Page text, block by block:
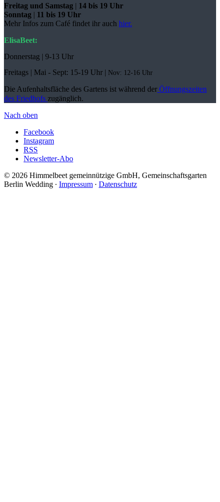
Freitag und Samstag | 14 bis 19 Uhr
Sonntag | 11 bis 19 Uhr
Mehr Infos zum Café findet ihr auch hier.
ElisaBeet:
Donnerstag | 9-13 Uhr
Freitags | Mai - Sept: 15-19 Uhr | Nov: 12-16 Uhr
Die Aufenhaltsfläche des Gartens ist während der Öffnungszeiten
des Friedhofs zugänglich.
Nach oben
Facebook
Instagram
RSS
Newsletter-Abo
© 2026 Himmelbeet gemeinnützige GmbH, Gemeinschaftsgarten
Berlin Wedding ∙ Impressum ∙ Datenschutz